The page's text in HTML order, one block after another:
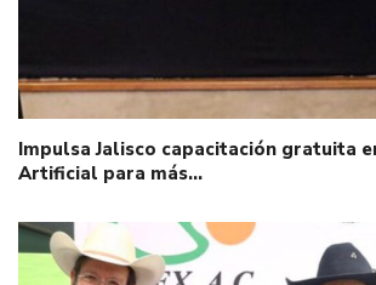
Impulsa Jalisco capacitación gratuita
Artificial para más…